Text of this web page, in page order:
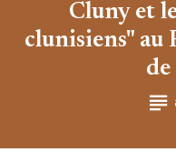
Cluny et
clunisiens"
de